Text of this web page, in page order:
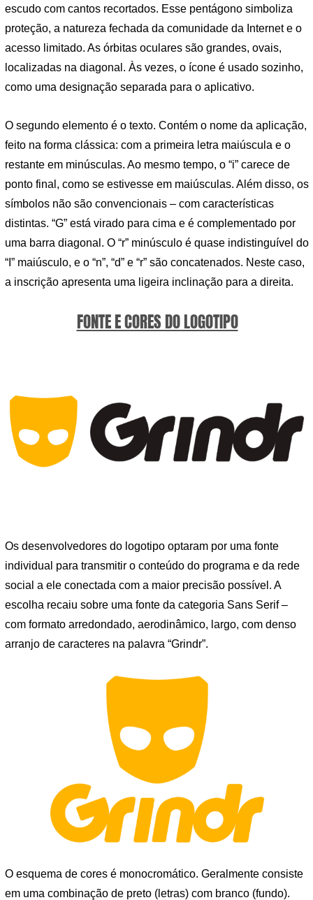
escudo com cantos recortados. Esse pentágono simboliza
proteção, a natureza fechada da comunidade da Internet e o
acesso limitado. As órbitas oculares são grandes, ovais,
localizadas na diagonal. Às vezes, o ícone é usado sozinho,
como uma designação separada para o aplicativo.
O segundo elemento é o texto. Contém o nome da aplicação,
feito na forma clássica: com a primeira letra maiúscula e o
restante em minúsculas. Ao mesmo tempo, o “i” carece de
ponto final, como se estivesse em maiúsculas. Além disso, os
símbolos não são convencionais – com características
distintas. “G” está virado para cima e é complementado por
uma barra diagonal. O “r” minúsculo é quase indistinguível do
“I” maiúsculo, e o “n”, “d” e “r” são concatenados. Neste caso,
a inscrição apresenta uma ligeira inclinação para a direita.
FONTE E CORES DO LOGOTIPO
Os desenvolvedores do logotipo optaram por uma fonte
individual para transmitir o conteúdo do programa e da rede
social a ele conectada com a maior precisão possível. A
escolha recaiu sobre uma fonte da categoria Sans Serif –
com formato arredondado, aerodinâmico, largo, com denso
arranjo de caracteres na palavra “Grindr”.
O esquema de cores é monocromático. Geralmente consiste
em uma combinação de preto (letras) com branco (fundo).